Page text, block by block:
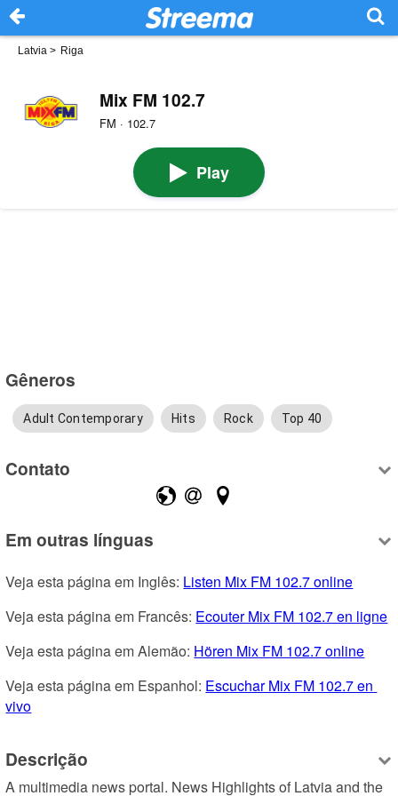
Latvia > Riga
Mix FM 102.7
FM · 102.7
Play
Gêneros
Adult Contemporary Hits Rock Top 40
Contato
Em outras línguas
Veja esta página em Inglês: Listen Mix FM 102.7 online
Veja esta página em Francês: Ecouter Mix FM 102.7 en ligne
Veja esta página em Alemão: Hören Mix FM 102.7 online
Veja esta página em Espanhol: Escuchar Mix FM 102.7 en
vivo
Descrição
A multimedia news portal. News Highlights of Latvia and the